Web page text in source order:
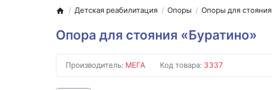
Детская реабилитация Опоры Опоры для стояния
Опора для стояния «Буратино»
Производитель: МЕГА Код товара: 3337